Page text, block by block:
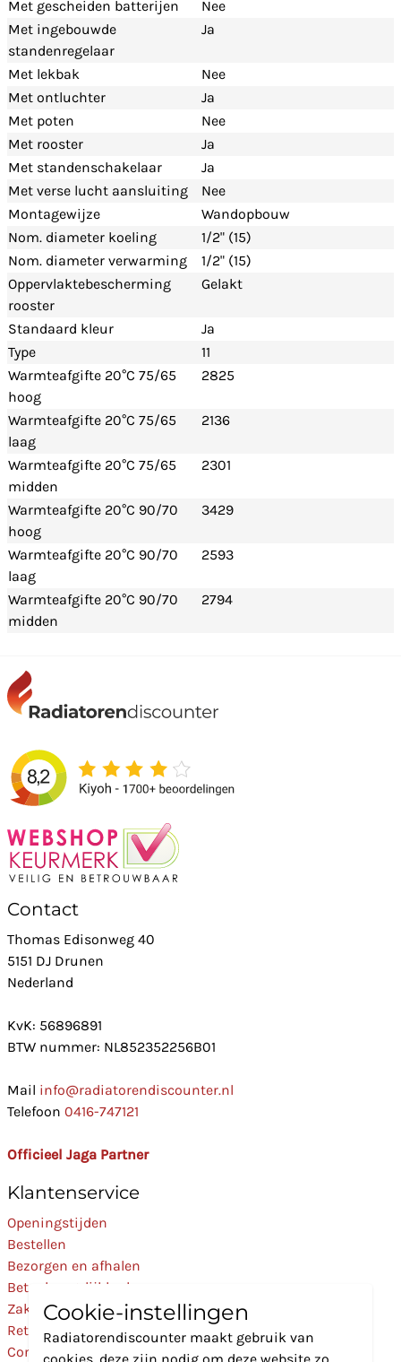
Met gescheiden batterijen
Nee
Met ingebouwde
standenregelaar
Ja
Met lekbak
Nee
Met ontluchter
Ja
Met poten
Nee
Met rooster
Ja
Met standenschakelaar
Ja
Met verse lucht aansluiting
Nee
Montagewijze
Wandopbouw
Nom. diameter koeling
1/2" (15)
Nom. diameter verwarming
1/2" (15)
Oppervlaktebescherming
rooster
Gelakt
Standaard kleur
Ja
Type
11
Warmteafgifte 20°C 75/65
hoog
2825
Warmteafgifte 20°C 75/65
laag
2136
Warmteafgifte 20°C 75/65
midden
2301
Warmteafgifte 20°C 90/70
hoog
3429
Warmteafgifte 20°C 90/70
laag
2593
Warmteafgifte 20°C 90/70
midden
2794
Contact
Thomas Edisonweg 40
5151 DJ Drunen
Nederland
KvK: 56896891
BTW nummer: NL852352256B01
Mail info@radiatorendiscounter.nl
Telefoon 0416-747121
Officieel Jaga Partner
Klantenservice
Openingstijden
Bestellen
Bezorgen en afhalen
Betaalmogelijkheden
Zakelijk
Retourneren
Contact
Cookie-instellingen
Radiatorendiscounter maakt gebruik van